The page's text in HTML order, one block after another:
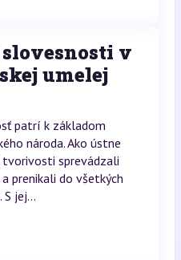
v
umelej
patrí k základom
národa. Ako ústne
sprevádzali
prenikali do všetkých
jej...